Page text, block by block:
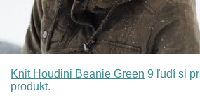
Knit Houdini Beanie Green 9 ľudí si
produkt.